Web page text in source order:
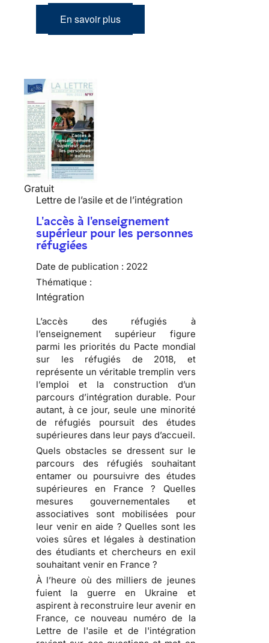
En savoir plus
Gratuit
Lettre de l’asile et de l’intégration
L'accès à l'enseignement
supérieur pour les personnes
réfugiées
Date de publication : 2022
Thématique :
Intégration
L’accès des réfugiés à
l’enseignement supérieur figure
parmi les priorités du Pacte mondial
sur les réfugiés de 2018, et
représente un véritable tremplin vers
l’emploi et la construction d’un
parcours d’intégration durable. Pour
autant, à ce jour, seule une minorité
de réfugiés poursuit des études
supérieures dans leur pays d’accueil.
Quels obstacles se dressent sur le
parcours des réfugiés souhaitant
entamer ou poursuivre des études
supérieures en France ? Quelles
mesures gouvernementales et
associatives sont mobilisées pour
leur venir en aide ? Quelles sont les
voies sûres et légales à destination
des étudiants et chercheurs en exil
souhaitant venir en France ?
À l’heure où des milliers de jeunes
fuient la guerre en Ukraine et
aspirent à reconstruire leur avenir en
France, ce nouveau numéro de la
Lettre de l'asile et de l'intégration